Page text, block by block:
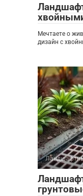
Мечтаете о
дизайн с